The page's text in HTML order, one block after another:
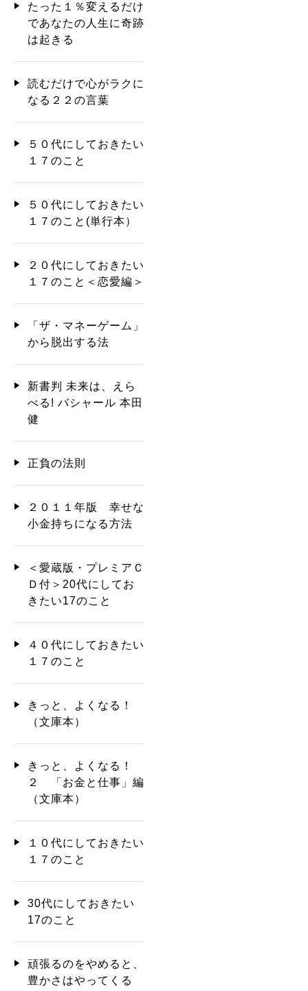
たった１％変えるだけ
であなたの人生に奇跡
は起きる
読むだけで心がラクに
なる２２の言葉
５０代にしておきたい
１７のこと
５０代にしておきたい
１７のこと(単行本）
２０代にしておきたい
１７のこと＜恋愛編＞
「ザ・マネーゲーム」
から脱出する法
新書判 未来は、えら
べる! バシャール 本田
健
正負の法則
２０１１年版 幸せな
小金持ちになる方法
＜愛蔵版・プレミアＣ
Ｄ付＞20代にしてお
きたい17のこと
４０代にしておきたい
１７のこと
きっと、よくなる！
（文庫本）
きっと、よくなる！
２ 「お金と仕事」編
（文庫本）
１０代にしておきたい
１７のこと
30代にしておきたい
17のこと
頑張るのをやめると、
豊かさはやってくる